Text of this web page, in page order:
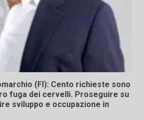
(FI): Cento richieste sono
fuga dei cervelli. Proseguire su
sviluppo e occupazione in